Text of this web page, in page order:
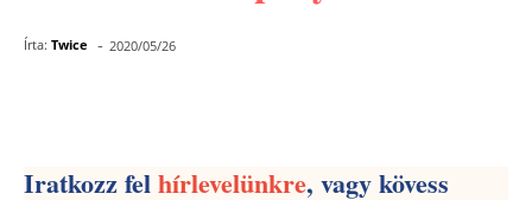
Írta: Twice - 2020/05/26
Iratkozz felhírlevelünkre, vagy kövess